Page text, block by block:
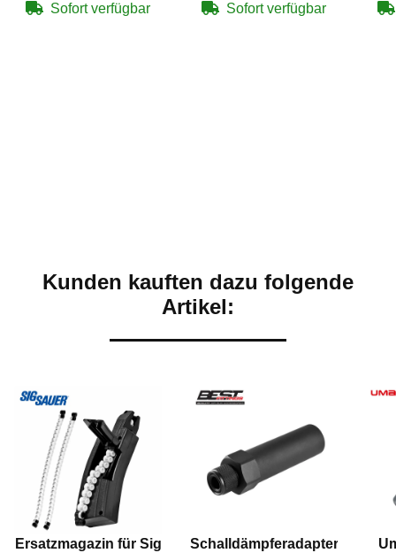
Sofort verfügbar Sofort verfügbar
Kunden kauften dazu folgende
Artikel:
Ersatzmagazin für Sig
Schalldämpferadapter